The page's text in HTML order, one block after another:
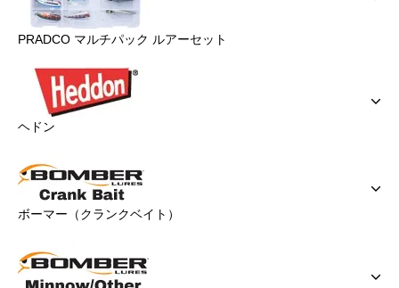
PRADCO マルチパック ルアーセット
ヘドン
ボーマー（クランクベイト）